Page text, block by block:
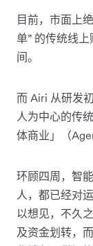
目前，市面上
单” 的传统线
间。
而 Airi 从研发
人为中心的传
体商业」（
环顾四周，智
人，都已经对
以想见，不久
及资金划转，